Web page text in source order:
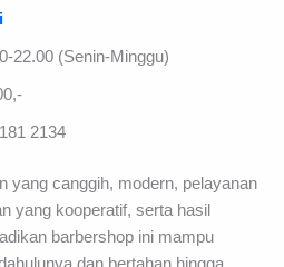
22.00 (Senin-Minggu)
2134
yang canggih, modern, pelayanan
yang kooperatif, serta hasil
barbershop ini mampu
dan bertahan hingga